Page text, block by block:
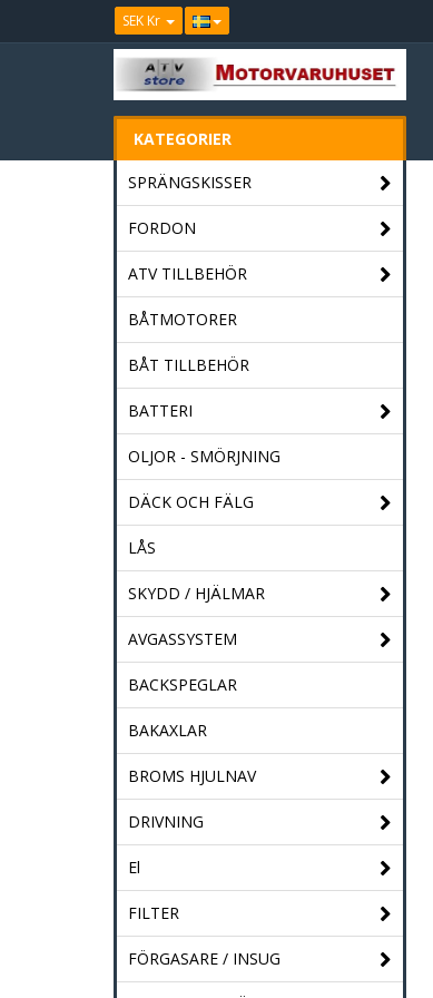
SEK Kr
KATEGORIER
SPRÄNGSKISSER
FORDON
ATV TILLBEHÖR
BÅTMOTORER
BÅT TILLBEHÖR
BATTERI
OLJOR - SMÖRJNING
DÄCK OCH FÄLG
LÅS
SKYDD / HJÄLMAR
AVGASSYSTEM
BACKSPEGLAR
BAKAXLAR
BROMS HJULNAV
DRIVNING
El
FILTER
FÖRGASARE / INSUG